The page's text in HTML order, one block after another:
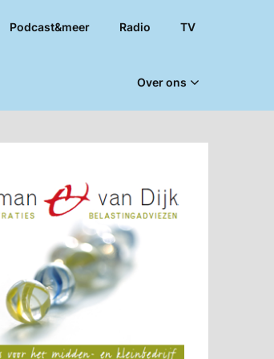
Podcast&meer Radio TV
Over ons